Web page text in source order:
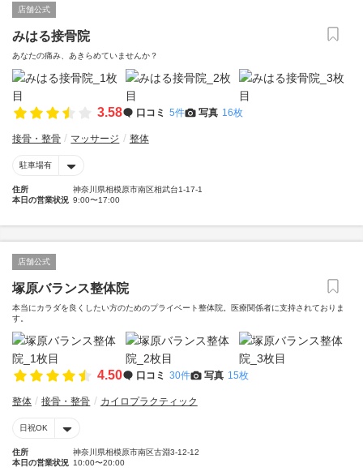
店舗公式
みはる接骨院
あなたの痛み、あきらめていませんか？
3.58 口コミ 5件 写真 16枚
接骨・整骨 マッサージ 整体
駐車場有
住所
神奈川県相模原市南区相武台1-17-1
本日の営業状況 9:00〜17:00
店舗公式
塚原バランス整体院
本当にカラダを良くしたい方のためのプライベート整体院。医療関係者に支持されておりま
す。
4.50 口コミ 30件 写真 15枚
整体 接骨・整骨 カイロプラクティック
日祝OK
住所
神奈川県相模原市南区古淵3-12-12
本日の営業状況 10:00〜20:00